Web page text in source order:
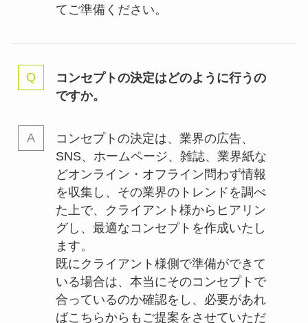
てご準備ください。
コンセプトの決定はどのように行うの
ですか。
コンセプトの決定は、業界の広告、
SNS、ホームページ、雑誌、業界紙な
どオンライン・オフライン問わず情報
を収集し、その業界のトレンドを調べ
た上で、クライアント様からヒアリン
グし、最適なコンセプトを作成いたし
ます。
既にクライアント様側で準備ができて
いる場合は、本当にそのコンセプトで
合っているのか確認をし、必要があれ
ばこちらからもご提案をさせていただ